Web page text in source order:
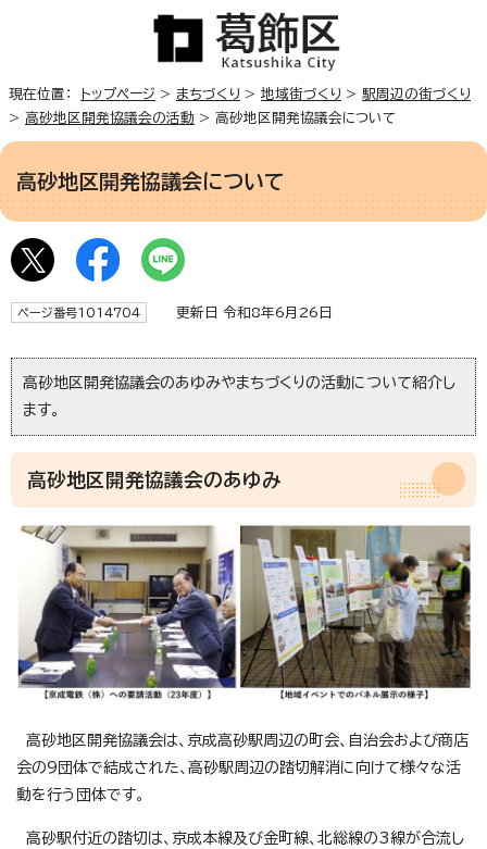
現在位置： トップページ > まちづくり > 地域街づくり > 駅周辺の街づくり
> 高砂地区開発協議会の活動 > 高砂地区開発協議会について
高砂地区開発協議会について
ページ番号1014704 更新日 令和8年6月26日
高砂地区開発協議会のあゆみやまちづくりの活動について紹介し
ます。
高砂地区開発協議会のあゆみ
高砂地区開発協議会は、京成高砂駅周辺の町会、自治会および商店
会の9団体で結成された、高砂駅周辺の踏切解消に向けて様々な活
動を行う団体です。
高砂駅付近の踏切は、京成本線及び金町線、北総線の3線が合流し